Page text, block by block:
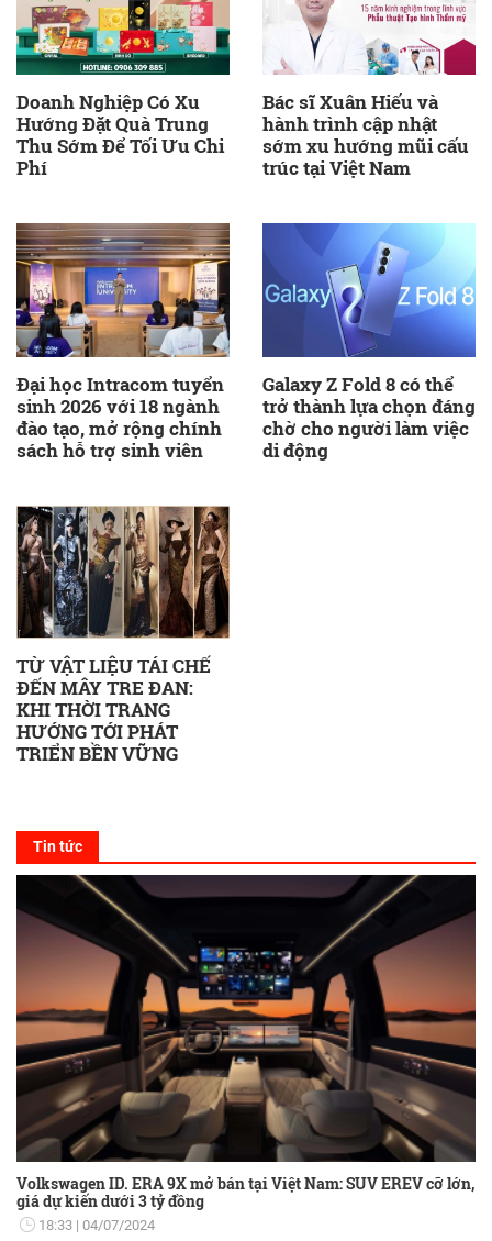
Doanh Nghiệp Có Xu
Hướng Đặt Quà Trung
Thu Sớm Để Tối Ưu Chi
Phí
Bác sĩ Xuân Hiếu và
hành trình cập nhật
sớm xu hướng mũi cấu
trúc tại Việt Nam
Đại học Intracom tuyển
sinh 2026 với 18 ngành
đào tạo, mở rộng chính
sách hỗ trợ sinh viên
Galaxy Z Fold 8 có thể
trở thành lựa chọn đáng
chờ cho người làm việc
di động
TỪ VẬT LIỆU TÁI CHẾ
ĐẾN MÂY TRE ĐAN:
KHI THỜI TRANG
HƯỚNG TỚI PHÁT
TRIỂN BỀN VỮNG
Tin tức
Volkswagen ID. ERA 9X mở bán tại Việt Nam: SUV EREV cỡ lớn,
giá dự kiến dưới 3 tỷ đồng
18:33 04/07/2024